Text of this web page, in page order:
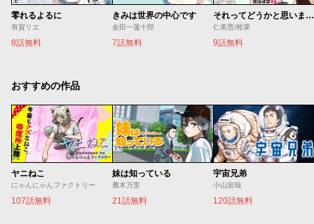
零れるよるに
有賀リエ
8話無料
きみは世界の中心です
金田一蓮十郎
7話無料
それってどうかと思います！～転職女子、ブラック企業でサバイブする。～
仁美慧/柑菜
9話無料
おすすめの作品
ヤニねこ
にゃんにゃんファクトリー
107話無料
妹は知っている
雁木万里
21話無料
宇宙兄弟
小山宙哉
120話無料